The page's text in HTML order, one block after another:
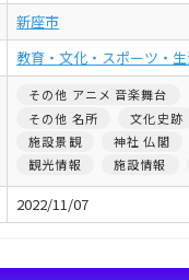
新座市
教育・文化・スポーツ・
その他 アニメ 音楽舞台
その他 名所
文化史跡
施設景観
神社 仏閣
観光情報
施設情報
2022/11/07